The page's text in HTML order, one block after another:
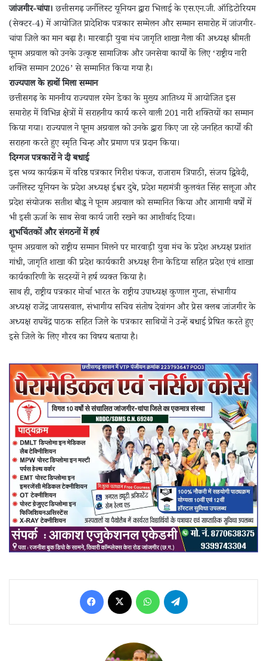
जांजगीर-चांपा।छत्तीसगढ़ जर्नलिस्ट यूनियन द्वारा भिलाई के एस.एन.जी. ऑडिटोरियम
(सेक्टर-4) में आयोजित प्रादेशिक पत्रकार सम्मेलन और सम्मान समारोह में जांजगीर-
चांपा जिले का मान बढ़ा है। मारवाड़ी युवा मंच जागृति शाखा नैला की अध्यक्ष श्रीमती
पूनम अग्रवाल को उनके उत्कृष्ट सामाजिक और जनसेवा कार्यों के लिए ‘राष्ट्रीय नारी
शक्ति सम्मान 2026’ से सम्मानित किया गया है।
राज्यपाल के हाथों मिला सम्मान
छत्तीसगढ़ के माननीय राज्यपाल रमेन डेका के मुख्य आतिथ्य में आयोजित इस
समारोह में विभिन्न क्षेत्रों में सराहनीय कार्य करने वाली 201 नारी शक्तियों का सम्मान
किया गया। राज्यपाल ने पूनम अग्रवाल को उनके द्वारा किए जा रहे जनहित कार्यों की
सराहना करते हुए स्मृति चिन्ह और प्रमाण पत्र प्रदान किया।
दिग्गज पत्रकारों ने दी बधाई
इस भव्य कार्यक्रम में वरिष्ठ पत्रकार गिरीश पंकज, राजाराम त्रिपाठी, संजय द्विवेदी,
जर्नलिस्ट यूनियन के प्रदेश अध्यक्ष ईश्वर दुबे, प्रदेश महामंत्री कुलवंत सिंह सलूजा और
प्रदेश संयोजक सतीश बौद्ध ने पूनम अग्रवाल को सम्मानित किया और आगामी वर्षों में
भी इसी ऊर्जा के साथ सेवा कार्य जारी रखने का आशीर्वाद दिया।
शुभचिंतकों और संगठनों में हर्ष
पूनम अग्रवाल को राष्ट्रीय सम्मान मिलने पर मारवाड़ी युवा मंच के प्रदेश अध्यक्ष प्रशांत
गांधी, जागृति शाखा की प्रदेश कार्यकारी अध्यक्ष रीना केडिया सहित प्रदेश एवं शाखा
कार्यकारिणी के सदस्यों ने हर्ष व्यक्त किया है।
साथ ही, राष्ट्रीय पत्रकार मोर्चा भारत के राष्ट्रीय उपाध्यक्ष कुणाल गुप्ता, संभागीय
अध्यक्ष राजेंद्र जायसवाल, संभागीय सचिव संतोष देवांगन और प्रेस क्लब जांजगीर के
अध्यक्ष राघवेंद्र पाठक सहित जिले के पत्रकार साथियों ने उन्हें बधाई प्रेषित करते हुए
इसे जिले के लिए गौरव का विषय बताया है।
Facebook WhatsApp